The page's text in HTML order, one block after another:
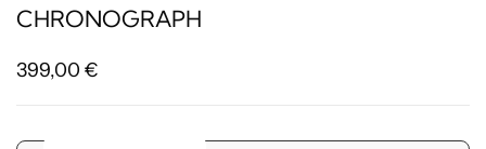
CHRONOGRAPH
399,00 €